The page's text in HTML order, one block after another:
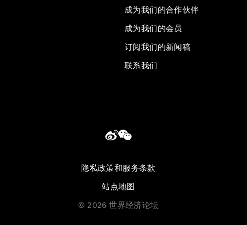
成为我们的合作伙伴
成为我们的会员
订阅我们的新闻稿
联系我们
隐私政策和服务条款
站点地图
© 2026 世界经济论坛